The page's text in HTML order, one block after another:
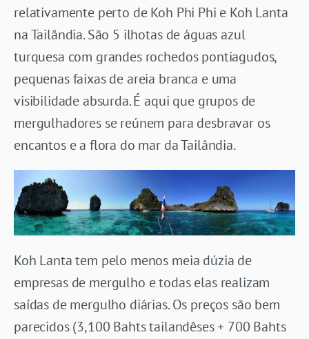
relativamente perto de Koh Phi Phi e Koh Lanta
na Tailândia. São 5 ilhotas de águas azul
turquesa com grandes rochedos pontiagudos,
pequenas faixas de areia branca e uma
visibilidade absurda. É aqui que grupos de
mergulhadores se reúnem para desbravar os
encantos e a flora do mar da Tailândia.
Koh Lanta tem pelo menos meia dúzia de
empresas de mergulho e todas elas realizam
saídas de mergulho diárias. Os preços são bem
parecidos (3,100 Bahts tailandêses + 700 Bahts